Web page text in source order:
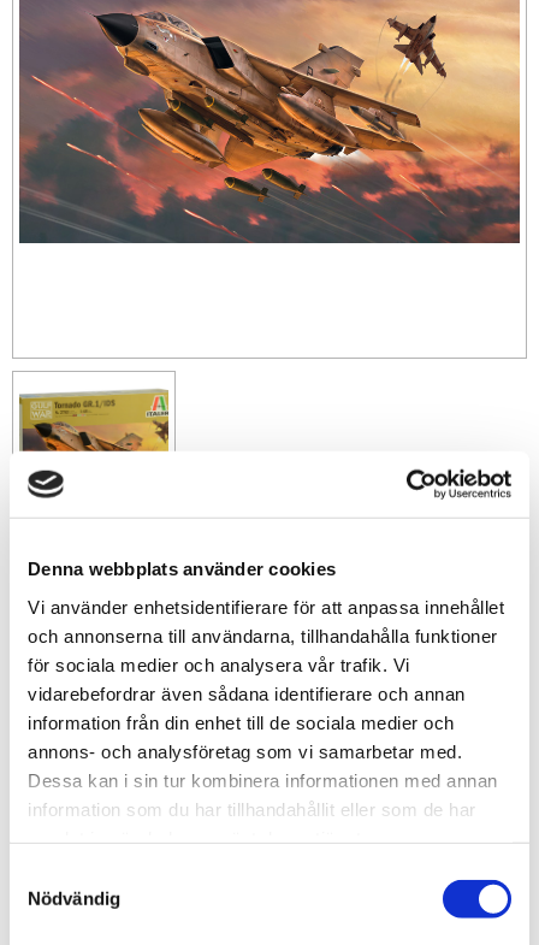
Denna webbplats använder cookies
Vi använder enhetsidentifierare för att anpassa innehållet
och annonserna till användarna, tillhandahålla funktioner
för sociala medier och analysera vår trafik. Vi
vidarebefordrar även sådana identifierare och annan
information från din enhet till de sociala medier och
annons- och analysföretag som vi samarbetar med.
Dessa kan i sin tur kombinera informationen med annan
information som du har tillhandahållit eller som de har
Nödvändig
+
-
Lagerstatus
2 st i lager
Artikelnr
IT2783
Leveranstid
skickas från oss inom 3-5 vardagar